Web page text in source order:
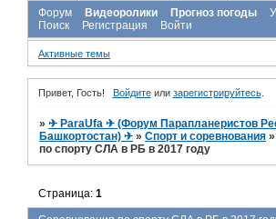
Форум Видеоролики Прогноз погоды
Поиск
Регистрация Войти
Активные темы
Привет, Гость! Войдитеили зарегистрируйтесь.
»✈ ParaUfa ✈ (Форум Парапланеристов
Башкортостан) ✈ »Спорт и соревнования
по спорту СЛА в РБ в 2017 году
Страница:1